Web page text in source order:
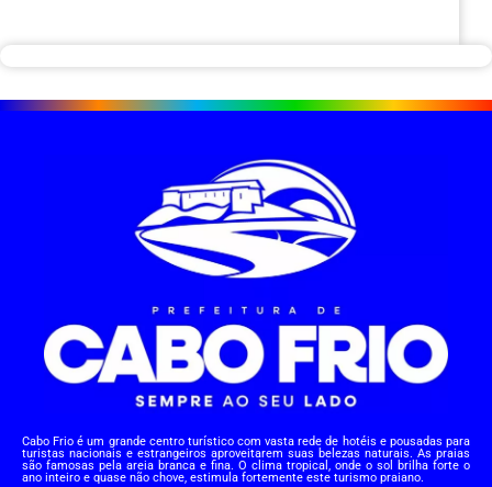
Cabo Frio é um grande centro turístico com vasta rede de hotéis e pousadas para
turistas nacionais e estrangeiros aproveitarem suas belezas naturais. As praias
são famosas pela areia branca e fina. O clima tropical, onde o sol brilha forte o
ano inteiro e quase não chove, estimula fortemente este turismo praiano.